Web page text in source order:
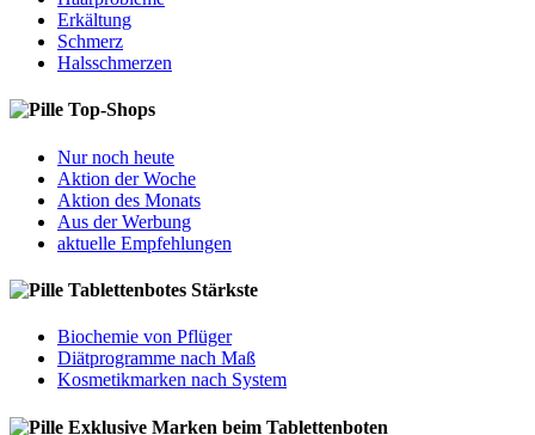
Erkältung
Schmerz
Halsschmerzen
Top-Shops
Nur noch heute
Aktion der Woche
Aktion des Monats
Aus der Werbung
aktuelle Empfehlungen
Tablettenbotes Stärkste
Biochemie von Pflüger
Diätprogramme nach Maß
Kosmetikmarken nach System
Exklusive Marken beim Tablettenboten